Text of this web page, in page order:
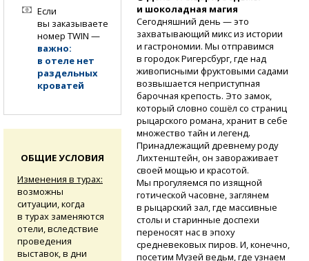
и шоколадная магия
Сегодняшний день — это
захватывающий микс из истории
и гастрономии. Мы отправимся
в городок Ригерсбург, где над
живописными фруктовыми садами
возвышается неприступная
барочная крепость. Это замок,
который словно сошёл со страниц
рыцарского романа, хранит в себе
множество тайн и легенд.
Принадлежащий древнему роду
Лихтенштейн, он завораживает
своей мощью и красотой.
Мы прогуляемся по изящной
готической часовне, заглянем
в рыцарский зал, где массивные
столы и старинные доспехи
переносят нас в эпоху
средневековых пиров. И, конечно,
посетим Музей ведьм, где узнаем
Если
вы заказываете
номер TWIN —
важно:
в отеле нет
раздельных
кроватей
ОБЩИЕ УСЛОВИЯ
Изменения в турах:
возможны
ситуации, когда
в турах заменяются
отели, вследствие
проведения
выставок, в дни